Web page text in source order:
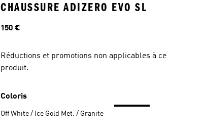
CHAUSSURE ADIZERO EVO SL
Prix
150 €
Réductions et promotions non applicables à ce
produit.
Coloris
Off White / Ice Gold Met. / Granite